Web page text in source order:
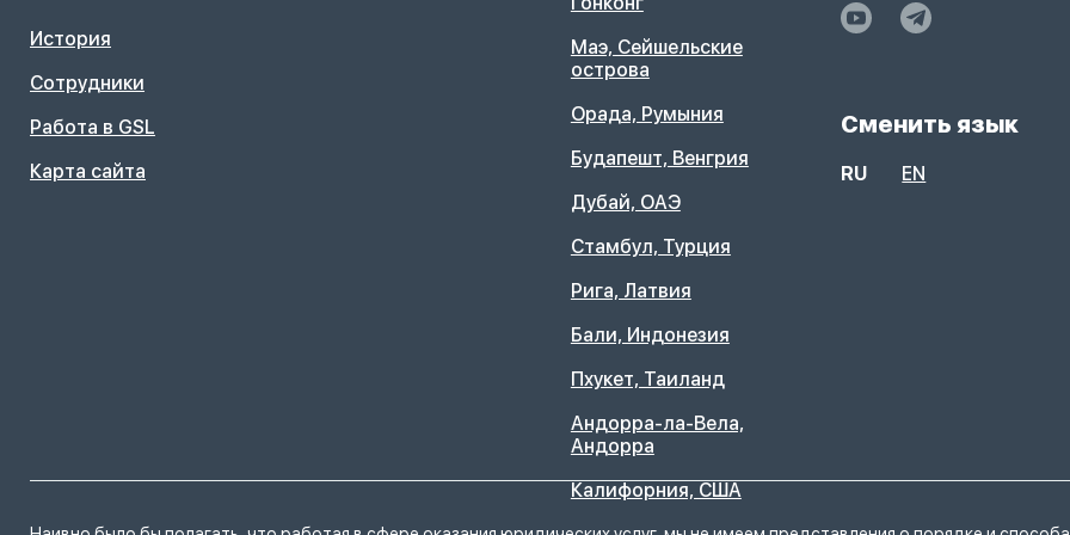
История
Сотрудники
Работа в GSL
Карта сайта
Маэ, Сейшельские
острова
Орада, Румыния
Будапешт, Венгрия
Дубай, ОАЭ
Стамбул, Турция
Рига, Латвия
Бали, Индонезия
Пхукет, Таиланд
Андорра-ла-Вела,
Андорра
Калифорния, США
Сменить язык
RU EN